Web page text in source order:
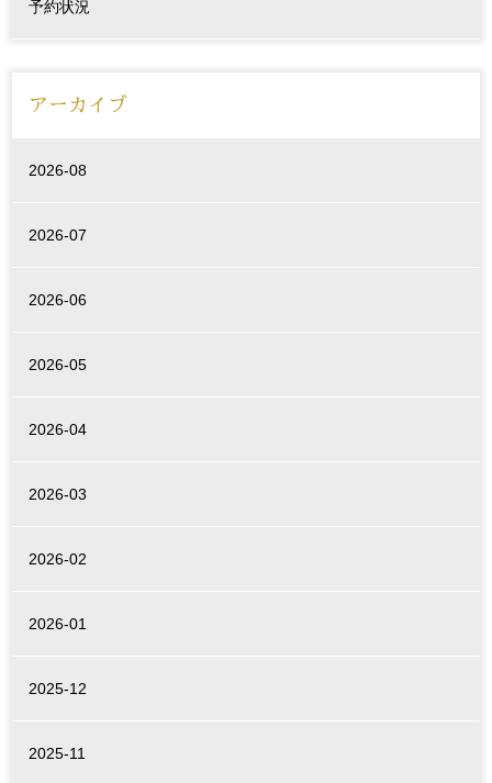
予約状況
アーカイブ
2026-08
2026-07
2026-06
2026-05
2026-04
2026-03
2026-02
2026-01
2025-12
2025-11